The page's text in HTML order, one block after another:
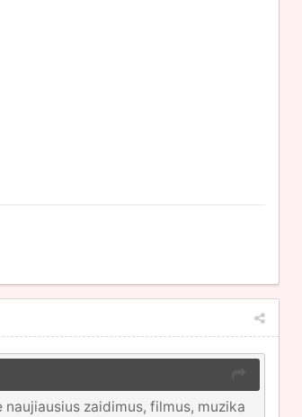
zaidimus, filmus, muzika